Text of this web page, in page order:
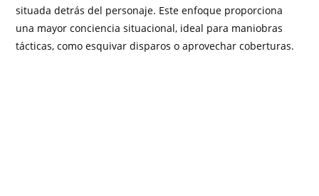
situada detrás del personaje. Este enfoque proporciona
una mayor conciencia situacional, ideal para maniobras
tácticas, como esquivar disparos o aprovechar coberturas.